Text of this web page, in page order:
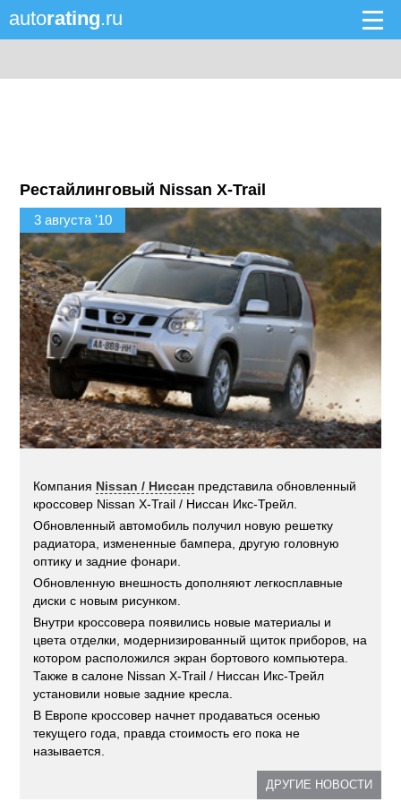
autorating.ru
Рестайлинговый Nissan X-Trail
3 августа '10
Компания Nissan / Ниссан представила обновленный
кроссовер Nissan X-Trail / Ниссан Икс-Трейл.
Обновленный автомобиль получил новую решетку
радиатора, измененные бампера, другую головную
оптику и задние фонари.
Обновленную внешность дополняют легкосплавные
диски с новым рисунком.
Внутри кроссовера появились новые материалы и
цвета отделки, модернизированный щиток приборов, на
котором расположился экран бортового компьютера.
Также в салоне Nissan X-Trail / Ниссан Икс-Трейл
установили новые задние кресла.
В Европе кроссовер начнет продаваться осенью
текущего года, правда стоимость его пока не
называется.
ДРУГИЕ НОВОСТИ